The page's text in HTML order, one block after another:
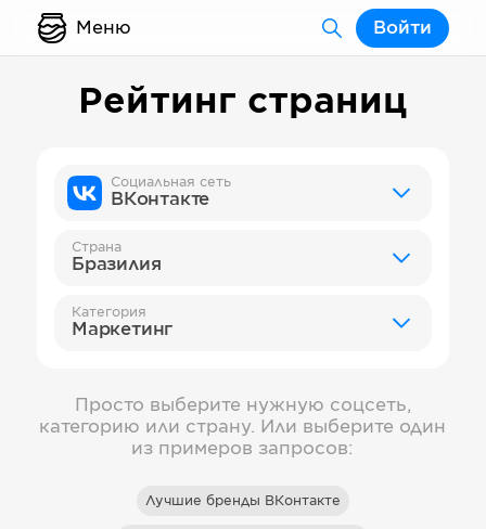
Меню Войти
Рейтинг страниц
Социальная сеть
ВКонтакте
Страна
Бразилия
Категория
Маркетинг
Просто выберите нужную соцсеть,
категорию или страну. Или выберите один
из примеров запросов:
Лучшие бренды ВКонтакте